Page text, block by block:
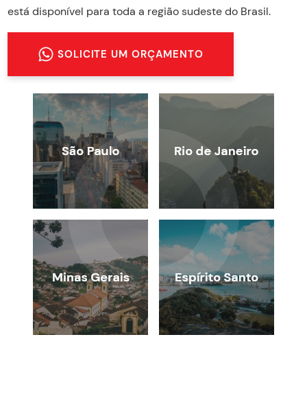
está disponível para toda a região sudeste do Brasil.
SOLICITE UM ORÇAMENTO